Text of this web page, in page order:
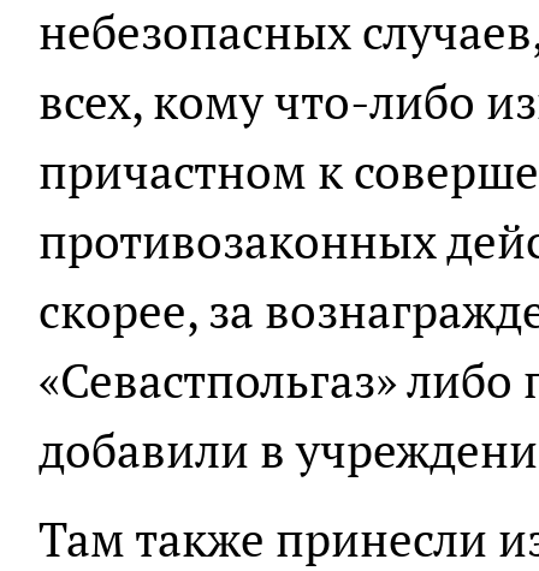
небезопасных
всех, кому что-либо
причастном к
противозаконных
скорее, за
«Севастпольгаз»
добавили в
Там также принесли